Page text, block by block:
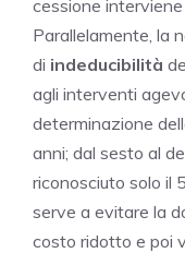
cessione
Parallelamente, la
di indeducibilità
agli interventi
determinazione
anni; dal sesto al
riconosciuto solo il
serve a evitare la
costo ridotto e poi